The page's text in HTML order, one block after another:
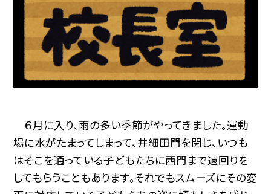
６月に入り、雨の多い季節がやってきました。運動
場に水がたまってしまって、井細田門を閉じ、いつも
はそこを通っている子どもたちに西門まで遠回りを
してもらうこともあります。それでもスムーズにその変